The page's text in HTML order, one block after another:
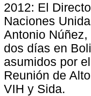
2012: El
Naciones
Antonio
dos días en
asumidos por
Reunión de
VIH y Sida.